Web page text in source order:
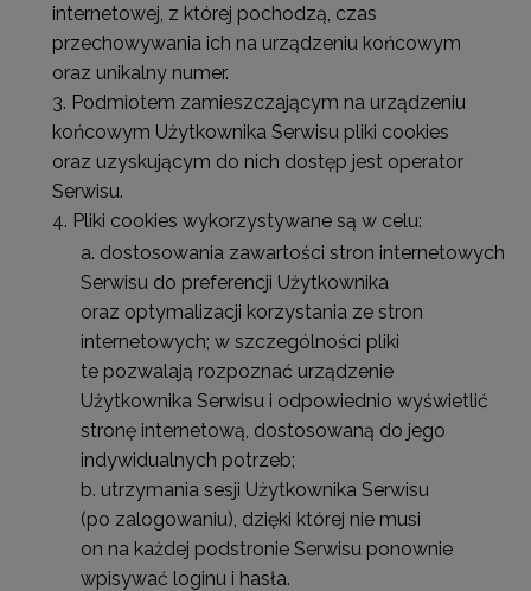
internetowej, z której pochodzą, czas
przechowywania ich na urządzeniu końcowym
oraz unikalny numer.
Podmiotem zamieszczającym na urządzeniu
końcowym Użytkownika Serwisu pliki cookies
oraz uzyskującym do nich dostęp jest operator
Serwisu.
Pliki cookies wykorzystywane są w celu:
dostosowania zawartości stron internetowych
Serwisu do preferencji Użytkownika
oraz optymalizacji korzystania ze stron
internetowych; w szczególności pliki
te pozwalają rozpoznać urządzenie
Użytkownika Serwisu i odpowiednio wyświetlić
stronę internetową, dostosowaną do jego
indywidualnych potrzeb;
utrzymania sesji Użytkownika Serwisu
(po zalogowaniu), dzięki której nie musi
on na każdej podstronie Serwisu ponownie
wpisywać loginu i hasła.